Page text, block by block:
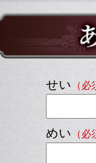
せい （必
めい （必